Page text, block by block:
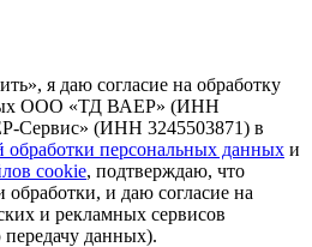
я даю согласие на обработку
ООО «ТД ВАЕР» (ИНН
Сервис» (ИНН 3245503871) в
обработки персональных данных и
cookie, подтверждаю, что
обработки, и даю согласие на
и рекламных сервисов
данных).